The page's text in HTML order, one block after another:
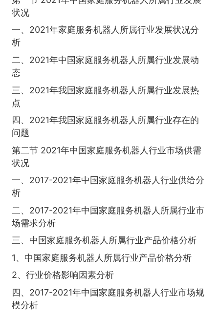
状况
一、2021年家庭服务机器人所属行业发展状况分
析
二、2021年中国家庭服务机器人所属行业发展动
态
三、2021年我国家庭服务机器人所属行业发展热
点
四、2021年我国家庭服务机器人所属行业存在的
问题
第二节 2021年中国家庭服务机器人行业市场供需
状况
一、2017-2021年中国家庭服务机器人行业供给分
析
二、2017-2021年中国家庭服务机器人所属行业市
场需求分析
三、中国家庭服务机器人所属行业产品价格分析
1、中国家庭服务机器人所属行业产品价格分析
2、行业价格影响因素分析
四、2017-2021年中国家庭服务机器人行业市场规
模分析